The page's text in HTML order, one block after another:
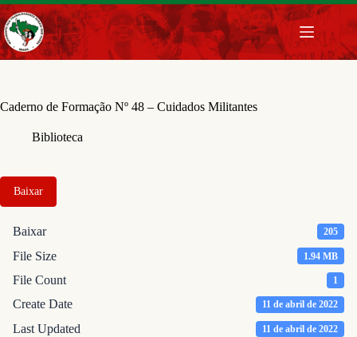
Pular
para
o
conteúdo
Caderno de Formação Nº 48 – Cuidados Militantes
Biblioteca
Baixar
Baixar 205
File Size 1.94 MB
File Count 1
Create Date 11 de abril de 2022
Last Updated 11 de abril de 2022